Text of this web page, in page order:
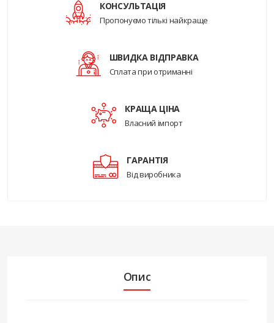
КОНСУЛЬТАЦІЯ
Пропонуємо тількі найкраще
ШВИДКА ВІДПРАВКА
Сплата при отриманні
КРАЩА ЦІНА
Власний імпорт
ГАРАНТІЯ
Від виробника
Опис